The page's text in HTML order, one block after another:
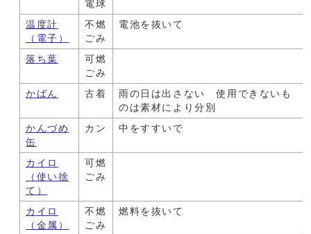
電球
温度計
（電子）
不燃
ごみ
電池を抜いて
落ち葉
可燃
ごみ
かばん
古着
雨の日は出さない 使用できないも
のは素材により分別
かんづめ
缶
カン 中をすすいで
カイロ
（使い捨
て）
可燃
ごみ
カイロ
（金属）
不燃
ごみ
燃料を抜いて